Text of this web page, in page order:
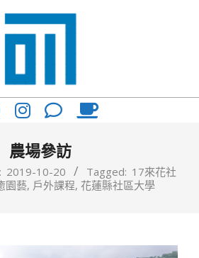
農場參訪
2019-10-20 Tagged: 17來花社
園藝, 戶外課程, 花蓮縣社區大學